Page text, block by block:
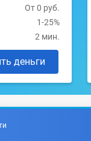
От 0 руб.
1-25%
2 мин.
деньги